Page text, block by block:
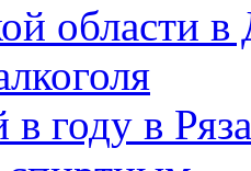
области в
году в